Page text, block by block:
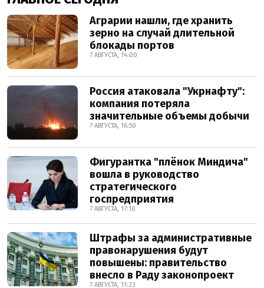
Аграрии нашли, где хранить
зерно на случай длительной
блокады портов
7 АВГУСТА, 14:00
Россия атаковала "Укрнафту":
компания потеряла
значительные объемы добычи
7 АВГУСТА, 16:50
Фигурантка "плёнок Миндича"
вошла в руководство
стратегического
госпредприятия
7 АВГУСТА, 17:10
Штрафы за административные
правонарушения будут
повышены: правительство
внесло в Раду законопроект
7 АВГУСТА, 11:23